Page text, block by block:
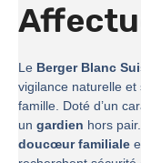
Le Berger Blanc
vigilance naturelle
famille. Doté d’un
un gardien hors
doucœur familiale